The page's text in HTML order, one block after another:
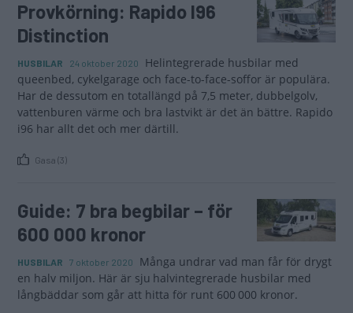
Provkörning: Rapido I96
Distinction
HUSBILAR 24 oktober 2020
Helintegrerade husbilar med
queenbed, cykelgarage och face-to-face-soffor är populära.
Har de dessutom en totallängd på 7,5 meter, dubbelgolv,
vattenburen värme och bra lastvikt är det än bättre. Rapido
i96 har allt det och mer därtill.
Gasa (3)
Guide: 7 bra begbilar – för
600 000 kronor
HUSBILAR 7 oktober 2020
Många undrar vad man får för drygt
en halv miljon. Här är sju halvintegrerade husbilar med
långbäddar som går att hitta för runt 600 000 kronor.